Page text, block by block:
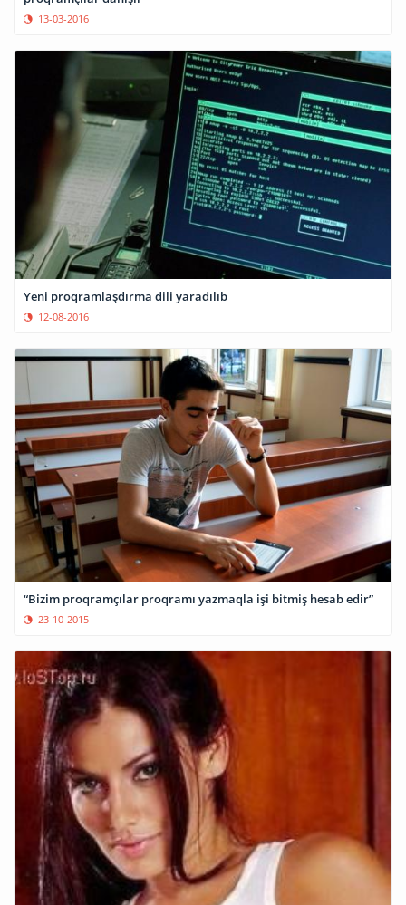
13-03-2016
Yeni proqramlaşdırma dili yaradılıb
12-08-2016
“Bizim proqramçılar proqramı yazmaqla işi bitmiş hesab edir”
23-10-2015